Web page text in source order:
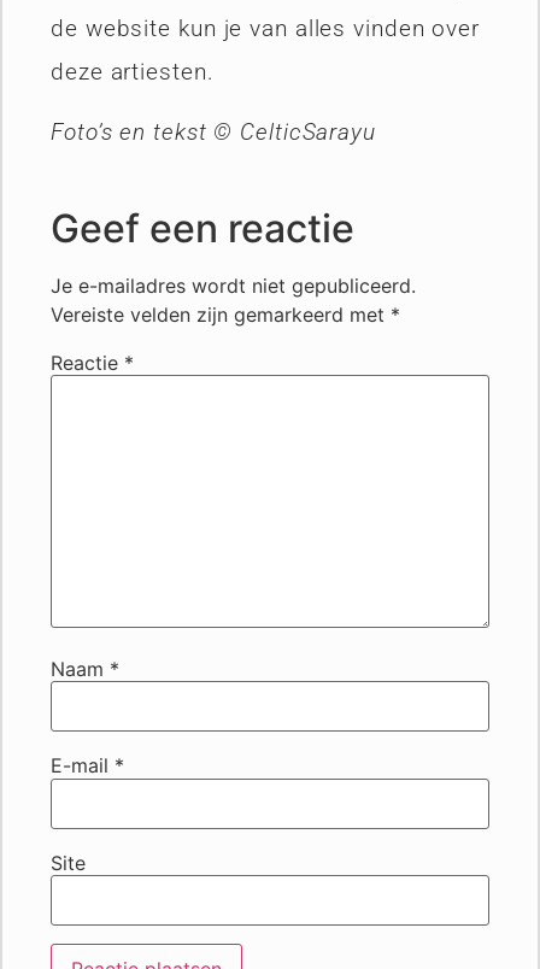
de website kun je van alles vinden over
deze artiesten.
Foto’s en tekst © CelticSarayu
Geef een reactie
Je e-mailadres wordt niet gepubliceerd.
Vereiste velden zijn gemarkeerd met *
Reactie *
Naam *
E-mail *
Site